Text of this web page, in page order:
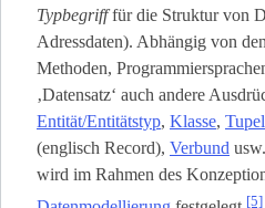
Typbegrifffür die Struktur von
Adressdaten). Abhängig von
Methoden,
‚Datensatz‘ auch andere
Entität/Entitätstyp, Klasse, Tupel
(englisch Record), Verbund
wird im Rahmen des
[5]